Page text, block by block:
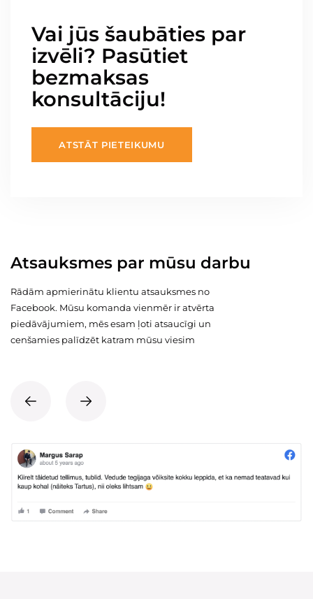
Vai jūs šaubāties par
izvēli? Pasūtiet
bezmaksas
konsultāciju!
ATSTĀT PIETEIKUMU
Atsauksmes par mūsu darbu
Rādām apmierinātu klientu atsauksmes no
Facebook. Mūsu komanda vienmēr ir atvērta
piedāvājumiem, mēs esam ļoti atsaucīgi un
cenšamies palīdzēt katram mūsu viesim